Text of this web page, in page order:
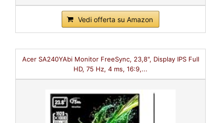
Vedi offerta su Amazon
Acer SA240YAbi Monitor FreeSync, 23,8", Display IPS Full
HD, 75 Hz, 4 ms, 16:9,...